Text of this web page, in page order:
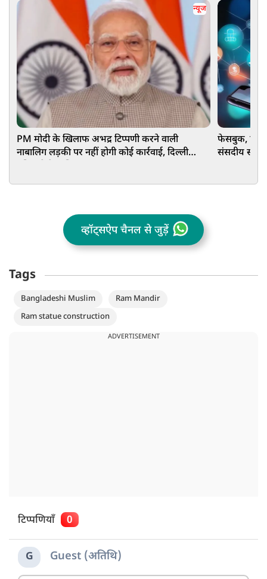
न्यूज
PM मोदी के खिलाफ अभद्र टिप्पणी करने वाली
नाबालिग लड़की पर नहीं होगी कोई कार्रवाई, दिल्ली
फेसबुक, एक्स
संसदीय
व्हॉट्सऐप चैनल से जुड़ें
Tags
Bangladeshi Muslim
Ram Mandir
Ram statue construction
ADVERTISEMENT
टिप्पणियाँ 0
G Guest (अतिथि)